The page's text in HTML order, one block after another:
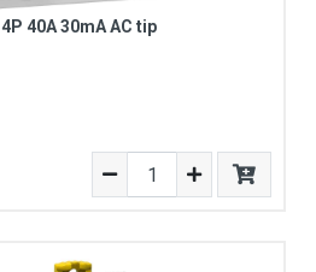
40A 30mA AC tip